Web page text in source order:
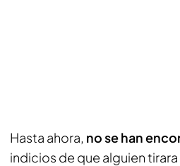
Hasta ahora, no se han
indicios de que alguien